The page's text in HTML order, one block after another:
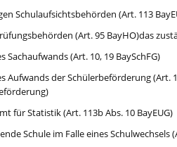
Schulaufsichtsbehörden (Art. 113
(Art. 95 BayHO)das
Sachaufwands (Art. 10, 19 BaySchFG)
Aufwands der Schülerbeförderung (Art.
für Statistik (Art. 113b Abs. 10 BayEUG)
Schule im Falle eines Schulwechsels